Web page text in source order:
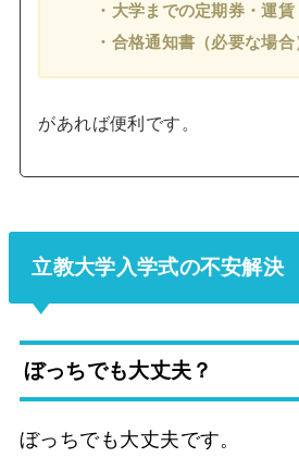
・大学までの定期券・運賃
・合格通知書（必要な場合
があれば便利です。
立教大学入学式の不安解決
ぼっちでも大丈夫？
ぼっちでも大丈夫です。